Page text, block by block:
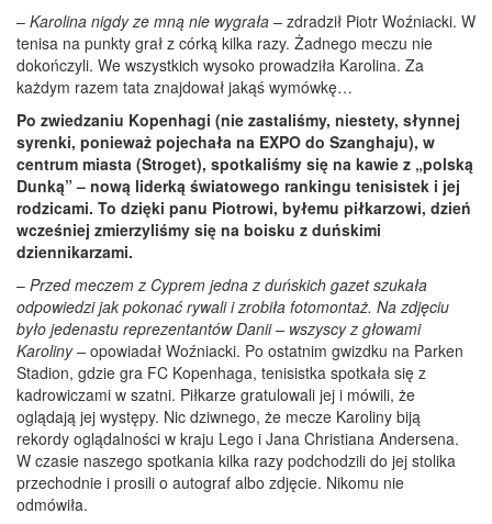
– Karolina nigdy ze mną nie wygrała – zdradził Piotr Woźniacki. W
tenisa na punkty grał z córką kilka razy. Żadnego meczu nie
dokończyli. We wszystkich wysoko prowadziła Karolina. Za
każdym razem tata znajdował jakąś wymówkę…
Po zwiedzaniu Kopenhagi (nie zastaliśmy, niestety, słynnej
syrenki, ponieważ pojechała na EXPO do Szanghaju), w
centrum miasta (Stroget), spotkaliśmy się na kawie z „polską
Dunką” – nową liderką światowego rankingu tenisistek i jej
rodzicami. To dzięki panu Piotrowi, byłemu piłkarzowi, dzień
wcześniej zmierzyliśmy się na boisku z duńskimi
dziennikarzami.
– Przed meczem z Cyprem jedna z duńskich gazet szukała
odpowiedzi jak pokonać rywali i zrobiła fotomontaż. Na zdjęciu
było jedenastu reprezentantów Danii – wszyscy z głowami
Karoliny – opowiadał Woźniacki. Po ostatnim gwizdku na Parken
Stadion, gdzie gra FC Kopenhaga, tenisistka spotkała się z
kadrowiczami w szatni. Piłkarze gratulowali jej i mówili, że
oglądają jej występy. Nic dziwnego, że mecze Karoliny biją
rekordy oglądalności w kraju Lego i Jana Christiana Andersena.
W czasie naszego spotkania kilka razy podchodzili do jej stolika
przechodnie i prosili o autograf albo zdjęcie. Nikomu nie
odmówiła.